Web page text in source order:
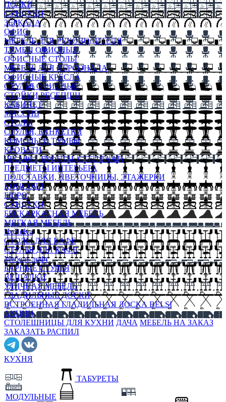
ПОЛКИ
СУНДУКИ
ЗЕРКАЛА
ОФИС
МЕБЕЛЬ ДЛЯ РУКОВОДИТЕЛЯ
ТУМБЫ ОФИСНЫЕ
ОФИСНЫЕ СТОЛЫ
МЕБЕЛЬ ДЛЯ ПЕРСОНАЛА
ОФИСНЫЕ КРЕСЛА
СТУЛЬЯ ОФИСНЫЕ
СТОЙКИ РЕСЕПШН
КАБИНЕТ
МАССИВ
СТОЛЫ
СТУЛЬЯ, БАНКЕТКИ
КОМОДЫ И ТУМБЫ
КРОВАТИ
ШКАФЫ, БУФЕТЫ, СТЕЛЛАЖИ
ПРЕДМЕТЫ ИНТЕРЬЕРА
ПОДСТАВКИ, ЦВЕТОЧНИЦЫ, ЭТАЖЕРКИ
КОНСОЛИ
БЮРО
СУНДУКИ
БЕСКАРКАСНАЯ МЕБЕЛЬ
МЯГКАЯ МЕБЕЛЬ
HoReKa
СТОЛЫ ДЛЯ КАФЕ
СТУЛЬЯ ДЛЯ КАФЕ
Мебель лофт
БАРНЫЕ СТУЛЬЯ
ВЕШАЛКИ
УЛИЧНАЯ МЕБЕЛЬ
ГЛАДИЛЬНЫЕ ДОСКИ
ВСТРОЕННАЯ ГЛАДИЛЬНАЯ ДОСКА BELSI
АКЦИИ
СТОЛЕШНИЦЫ ДЛЯ КУХНИ ДАЧА МЕБЕЛЬ НА ЗАКАЗ
ЗАКАЗАТЬ РАСПИЛ
КУХНЯ
МОДУЛЬНЫЕ
ТАБУРЕТЫ